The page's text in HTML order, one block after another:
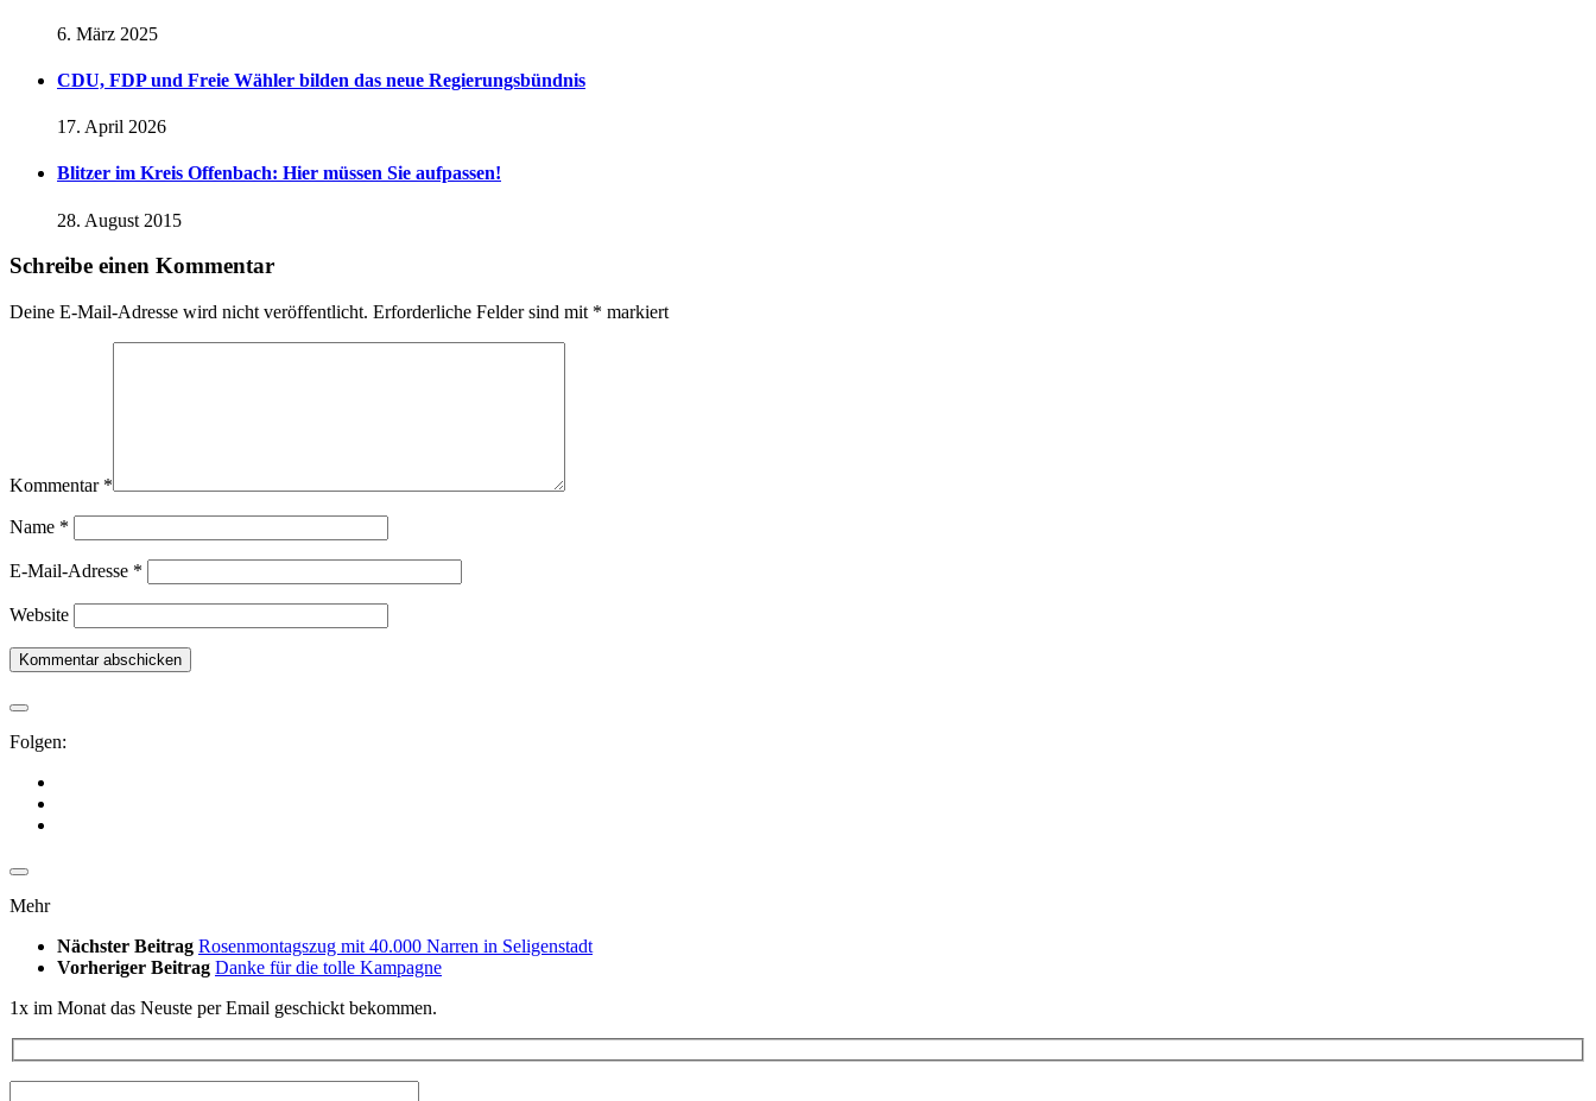
6. März 2025
CDU, FDP und Freie Wähler bilden das neue Regierungsbündnis
17. April 2026
Blitzer im Kreis Offenbach: Hier müssen Sie aufpassen!
28. August 2015
Schreibe einen Kommentar
Deine E-Mail-Adresse wird nicht veröffentlicht. Erforderliche Felder sind mit * markiert
Kommentar *
Name *
E-Mail-Adresse *
Website
Folgen:
Mehr
Nächster Beitrag Rosenmontagszug mit 40.000 Narren in Seligenstadt
Vorheriger Beitrag Danke für die tolle Kampagne
1x im Monat das Neuste per Email geschickt bekommen.